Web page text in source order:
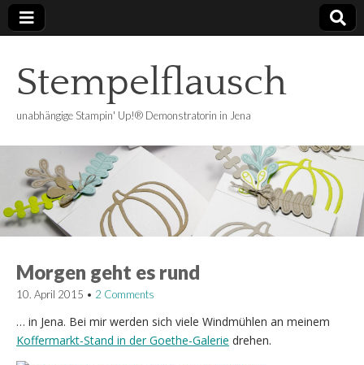
Stempelflausch
unabhängige Stampin' Up!® Demonstratorin in Jena
Morgen geht es rund
10. April 2015 • 2 Comments
… in Jena. Bei mir werden sich viele Windmühlen an meinem
Koffermarkt-Stand in der Goethe-Galerie drehen.